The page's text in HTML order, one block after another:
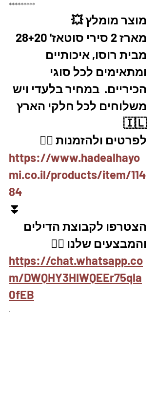
*********
מוצר מומלץ 💥
מבית רוסו, איכותיים
ומתאימים לכל סוגי
הכיריים.  במחיר בלעדי ויש
משלוחים לכל חלקי הארץ
🇮🇱
לפרטים ולהזמנות 👇🏼
https://www.hadealhayo
mi.co.il/products/item/114
84
⏬
הצטרפו לקבוצת הדילים
והמבצעים שלנו 👇🏽
https://chat.whatsapp.co
m/DWQHY3HIWQEEr75qla
0fEB
.